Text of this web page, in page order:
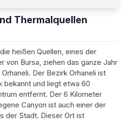
Thermalquellen
heißen Quellen, eines der
von Bursa, ziehen das ganze Jahr
Der Bezirk Orhaneli ist
bekannt und liegt etwa 60
entfernt. Der 6 Kilometer
Canyon ist auch einer der
der Stadt. Dieser Ort ist